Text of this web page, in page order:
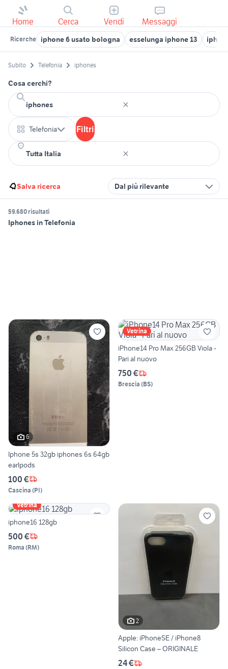
Home Cerca Vendi Messaggi
Ricerche iphone 6 usato bologna esselunga iphone 13
Subito Telefonia iphones
Cosa cerchi?
Telefonia Filtri
Salva ricerca Dal più rilevante
59.680 risultati
Iphones in Telefonia
6
Iphone 5s 32gb iphones 6s 64gb
earlpods
100 €
Cascina (PI)
Vetrina
iPhone14 Pro Max 256GB Viola -
Pari al nuovo
750 €
Brescia (BS)
Vetrina
iphone16 128gb
500 €
Roma (RM)
2
Apple: iPhoneSE / iPhone8
Silicon Case – ORIGINALE
24 €